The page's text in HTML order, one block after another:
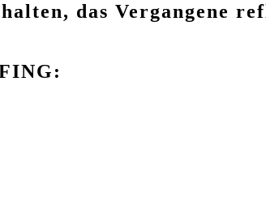
das Vergangene